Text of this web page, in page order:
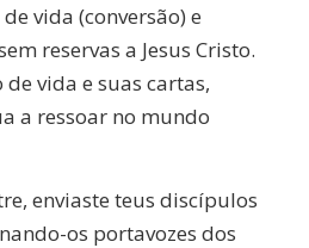
vida (conversão) e
reservas a Jesus Cristo.
vida e suas cartas,
a ressoar no mundo
enviaste teus discípulos
os portavozes dos